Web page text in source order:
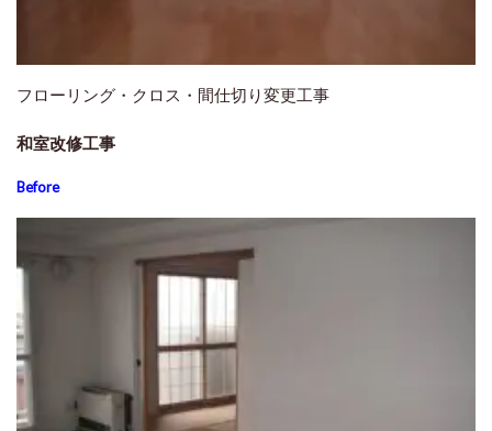
フローリング・クロス・間仕切り変更工事
和室改修工事
Before